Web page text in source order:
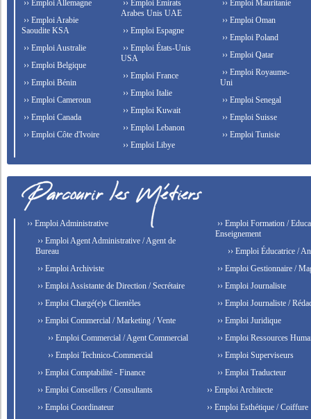
›› Emploi Allemagne
›› Emploi Arabie
Saoudite KSA
›› Emploi Australie
›› Emploi Belgique
›› Emploi Bénin
›› Emploi Cameroun
›› Emploi Canada
›› Emploi Côte d'Ivoire
›› Emploi Émirats
Arabes Unis UAE
›› Emploi Espagne
›› Emploi États-Unis
USA
›› Emploi France
›› Emploi Italie
›› Emploi Kuwait
›› Emploi Lebanon
›› Emploi Libye
›› Emploi Mauritanie
›› Emploi Oman
›› Emploi Poland
›› Emploi Qatar
›› Emploi Royaume-
Uni
›› Emploi Senegal
›› Emploi Suisse
›› Emploi Tunisie
›› Emploi Administrative
›› Emploi Agent Administrative / Agent de
Bureau
›› Emploi Archiviste
›› Emploi Assistante de Direction / Secrétaire
›› Emploi Chargé(e)s Clientèles
›› Emploi Commercial / Marketing / Vente
›› Emploi Commercial / Agent Commercial
›› Emploi Technico-Commercial
›› Emploi Comptabilité - Finance
›› Emploi Conseillers / Consultants
›› Emploi Coordinateur
›› Emploi Formation /
Enseignement
›› Emploi Éducatrice /
›› Emploi Gestionnaire /
›› Emploi Journaliste
›› Emploi Journaliste /
›› Emploi Juridique
›› Emploi Ressources
›› Emploi Superviseurs
›› Emploi Traducteur
›› Emploi Architecte
›› Emploi Esthétique / Coiffure